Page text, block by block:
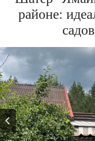
районе: